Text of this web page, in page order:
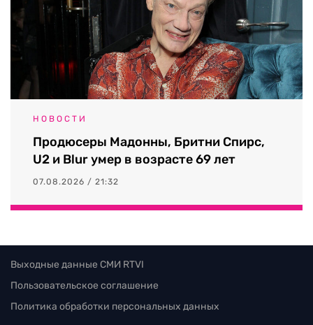
НОВОСТИ
Продюсеры Мадонны, Бритни Спирс,
U2 и Blur умер в возрасте 69 лет
07.08.2026 / 21:32
Выходные данные СМИ RTVI
Пользовательское соглашение
Политика обработки персональных данных